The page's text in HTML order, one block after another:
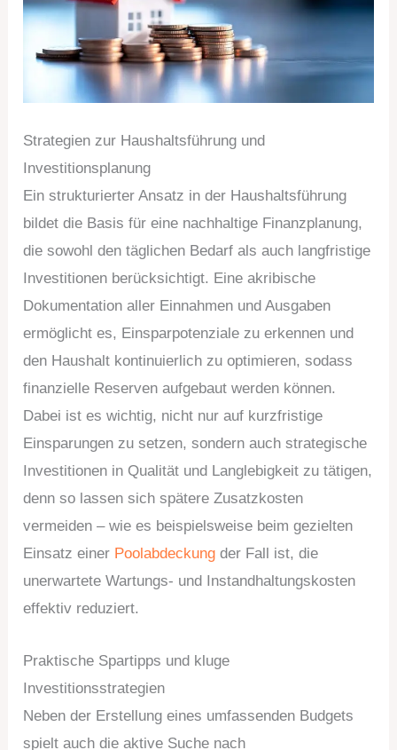
Strategien zur Haushaltsführung und
Investitionsplanung
Ein strukturierter Ansatz in der Haushaltsführung
bildet die Basis für eine nachhaltige Finanzplanung,
die sowohl den täglichen Bedarf als auch langfristige
Investitionen berücksichtigt. Eine akribische
Dokumentation aller Einnahmen und Ausgaben
ermöglicht es, Einsparpotenziale zu erkennen und
den Haushalt kontinuierlich zu optimieren, sodass
finanzielle Reserven aufgebaut werden können.
Dabei ist es wichtig, nicht nur auf kurzfristige
Einsparungen zu setzen, sondern auch strategische
Investitionen in Qualität und Langlebigkeit zu tätigen,
denn so lassen sich spätere Zusatzkosten
vermeiden – wie es beispielsweise beim gezielten
Einsatz einer Poolabdeckung der Fall ist, die
unerwartete Wartungs- und Instandhaltungskosten
effektiv reduziert.
Praktische Spartipps und kluge
Investitionsstrategien
Neben der Erstellung eines umfassenden Budgets
spielt auch die aktive Suche nach